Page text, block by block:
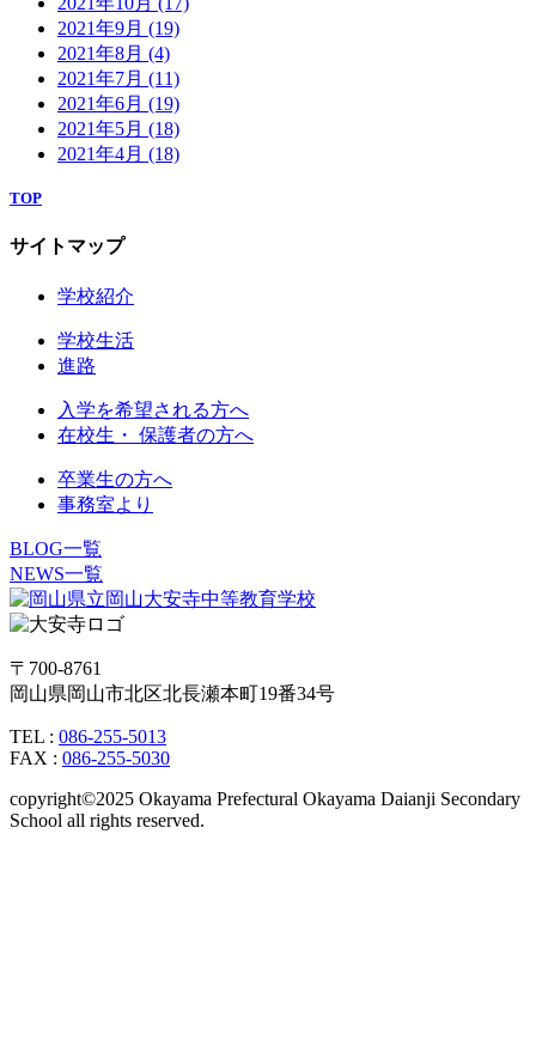
2021年9月 (19)
2021年8月 (4)
2021年7月 (11)
2021年6月 (19)
2021年5月 (18)
2021年4月 (18)
TOP
サイトマップ
学校紹介
学校生活
進路
入学を希望される方へ
在校生・ 保護者の方へ
卒業生の方へ
事務室より
BLOG一覧
NEWS一覧
〒700-8761
岡山県岡山市北区北長瀬本町19番34号
TEL : 086-255-5013
FAX : 086-255-5030
copyright©2025 Okayama Prefectural Okayama Daianji Secondary
School all rights reserved.